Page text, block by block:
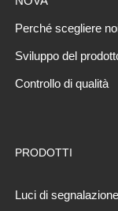
Perché scegliere
Sviluppo del
Controllo di qualità
PRODOTTI
Luci di